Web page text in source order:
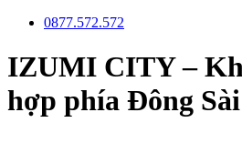
0877.572.572
IZUMI CITY –
hợp phía Đông